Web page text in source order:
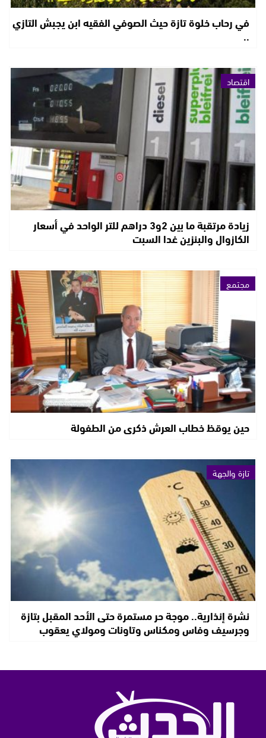
في رحاب خلوة تازة حيث الصوفي الفقيه ابن يجبش التازي
..
اقتصاد
زيادة مرتقبة ما بين 2و3 دراهم للتر الواحد في أسعار
الكازوال والبنزين غدا السبت
مجتمع
حين يوقظ خطاب العرش ذكرى من الطفولة
تازة والجهة
نشرة إنذارية.. موجة حر مستمرة حتى الأحد المقبل بتازة
وجرسيف وفاس ومكناس وتاونات ومولاي يعقوب